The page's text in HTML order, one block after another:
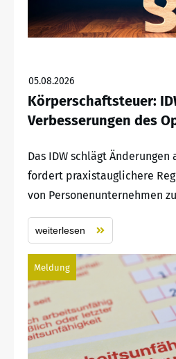
05.08.2026
Körperschaftsteuer:
Verbesserungen des
Das IDW schlägt Änderungen
fordert praxistauglichere
von Personenunternehmen
weiterlesen
Meldung